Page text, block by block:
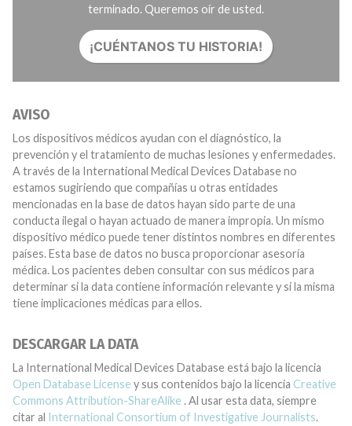
terminado. Queremos oír de usted.
¡CUÉNTANOS TU HISTORIA!
AVISO
Los dispositivos médicos ayudan con el diagnóstico, la
prevención y el tratamiento de muchas lesiones y enfermedades.
A través de la International Medical Devices Database no
estamos sugiriendo que compañías u otras entidades
mencionadas en la base de datos hayan sido parte de una
conducta ilegal o hayan actuado de manera impropia. Un mismo
dispositivo médico puede tener distintos nombres en diferentes
países. Esta base de datos no busca proporcionar asesoría
médica. Los pacientes deben consultar con sus médicos para
determinar si la data contiene información relevante y si la misma
tiene implicaciones médicas para ellos.
DESCARGAR LA DATA
La International Medical Devices Database está bajo la licencia
Open Database License y sus contenidos bajo la licencia Creative
Commons Attribution-ShareAlike . Al usar esta data, siempre
citar al International Consortium of Investigative Journalists.